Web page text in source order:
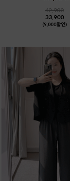
42,900
33,900
(9,000할인)